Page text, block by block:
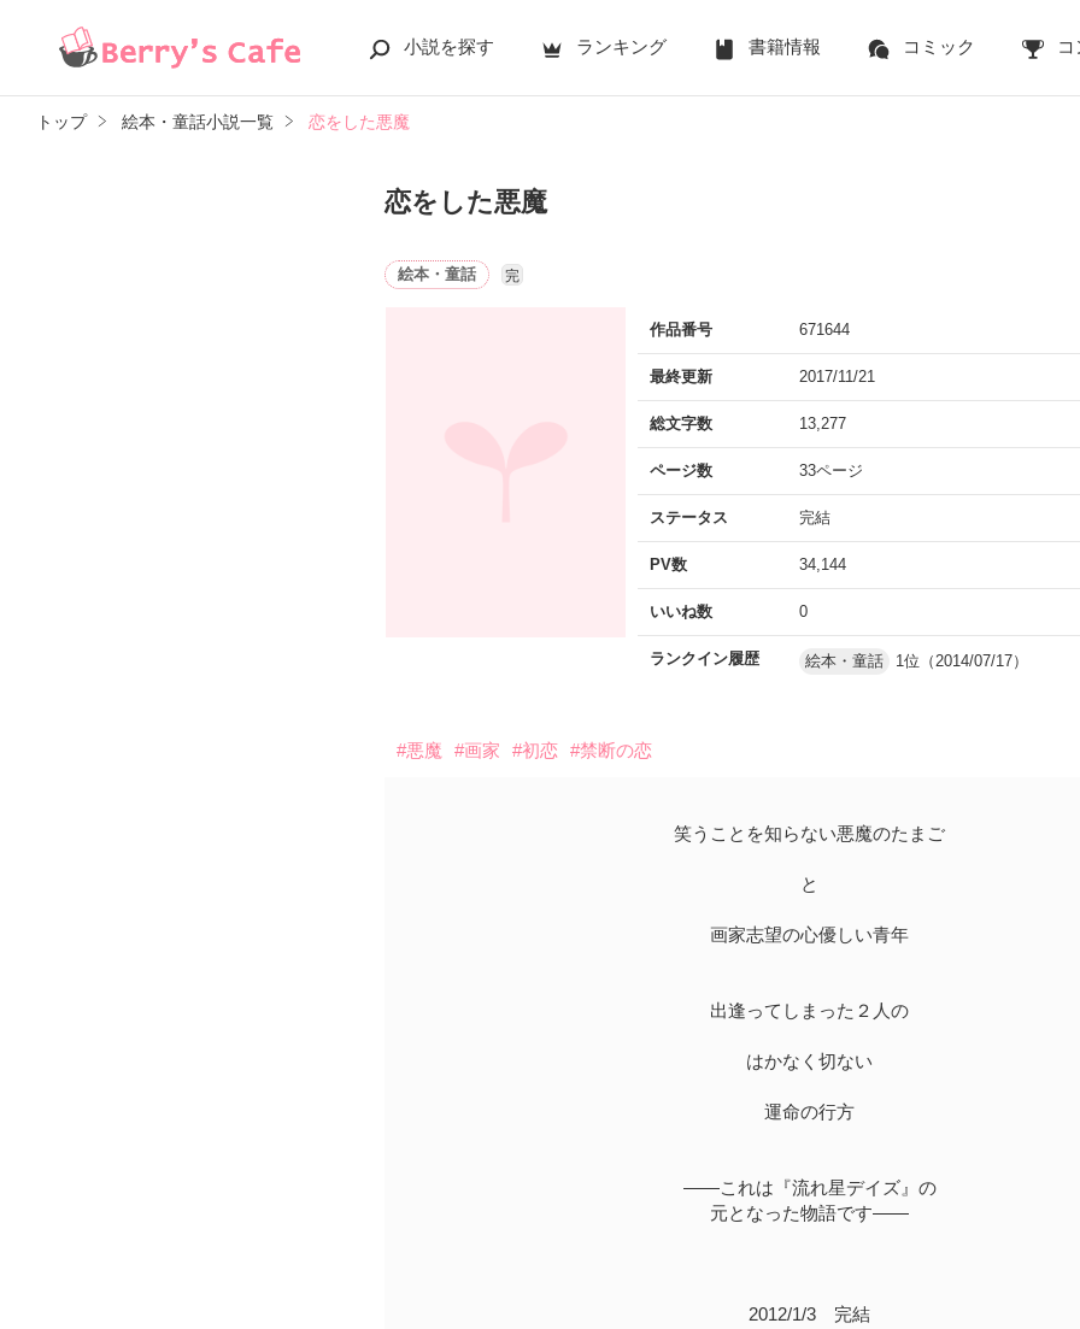
小説を探す ランキング 書籍情報 コミック
トップ 絵本・童話小説一覧 恋をした悪魔
恋をした悪魔
絵本・童話 完
作品番号 671644
最終更新 2017/11/21
総文字数 13,277
ページ数 33ページ
ステータス 完結
PV数 34,144
いいね数 0
ランクイン履歴 絵本・童話 1位（2014/07/17）
#悪魔 #画家 #初恋 #禁断の恋
笑うことを知らない悪魔のたまご
と
画家志望の心優しい青年
出逢ってしまった２人の
はかなく切ない
運命の行方
――これは『流れ星デイズ』の
元となった物語です――
2012/1/3 完結